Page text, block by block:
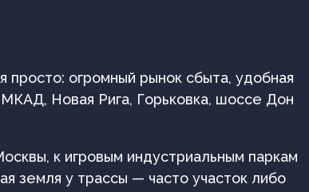
просто: огромный рынок сбыта, удобная
МКАД, Новая Рига, Горьковка, шоссе Дон
к игровым индустриальным паркам
земля у трассы — часто участок либо